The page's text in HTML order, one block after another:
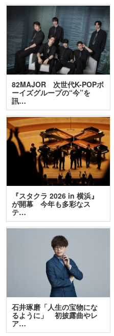
82MAJOR 次世代K-POPボ
ーイズグループの“今”を
訊…
『スタクラ 2026 in 横浜』
が開幕 今年も多彩なス
テ…
石井琢磨「人生の宝物にな
るように」 初披露曲やレ
ア…